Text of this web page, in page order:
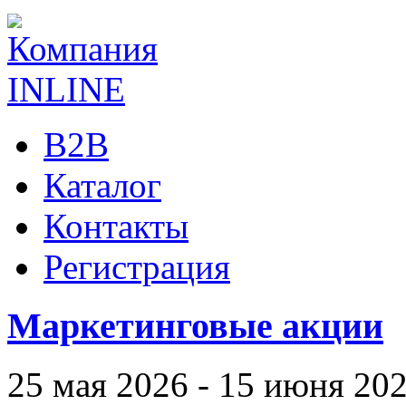
B2B
Каталог
Контакты
Регистрация
Маркетинговые акции
25 мая 2026 - 15 июня